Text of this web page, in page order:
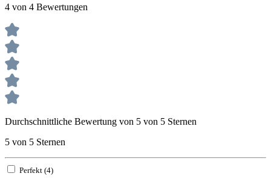
4 von 4 Bewertungen
Durchschnittliche Bewertung von 5 von 5 Sternen
5 von 5 Sternen
Perfekt (4)